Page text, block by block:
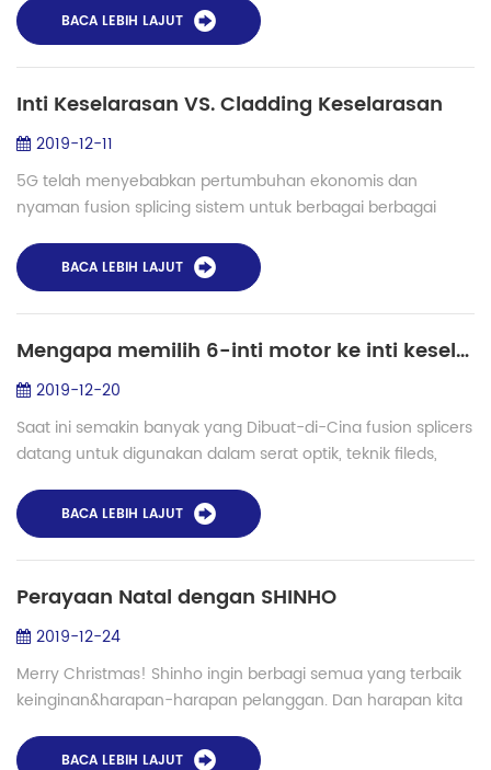
mengintegrasikan dengan satu sama lain. Pe...
BACA LEBIH LAJUT
Inti Keselarasan VS. Cladding Keselarasan
2019-12-11
5G telah menyebabkan pertumbuhan ekonomis dan
nyaman fusion splicing sistem untuk berbagai berbagai
instalasi dll. Fusion splicing adalah pros...
BACA LEBIH LAJUT
Mengapa memilih 6-inti motor ke inti keselarasan serat fusion splicer?
2019-12-20
Saat ini semakin banyak yang Dibuat-di-Cina fusion splicers
datang untuk digunakan dalam serat optik, teknik fileds,
rendah tetapi juga kinerja ya...
BACA LEBIH LAJUT
Perayaan Natal dengan SHINHO
2019-12-24
Merry Christmas! Shinho ingin berbagi semua yang terbaik
keinginan&harapan-harapan pelanggan. Dan harapan kita
dan cerdas belajar, hidup dan ...
BACA LEBIH LAJUT